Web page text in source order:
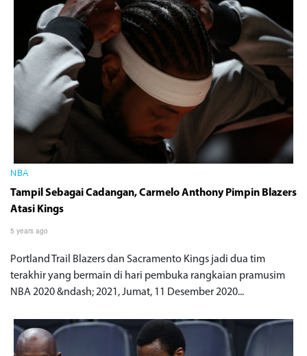
NBA
Tampil Sebagai Cadangan, Carmelo Anthony Pimpin Blazers
Atasi Kings
5 years ago
Portland Trail Blazers dan Sacramento Kings jadi dua tim
terakhir yang bermain di hari pembuka rangkaian pramusim
NBA 2020 &ndash; 2021, Jumat, 11 Desember 2020...